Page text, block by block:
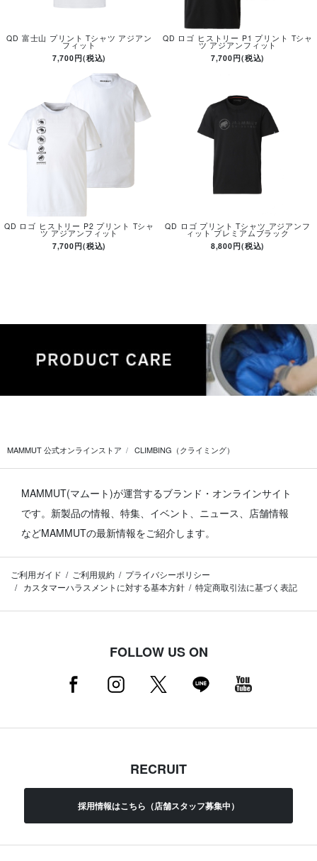
QD 富士山 プリント Tシャツ アジアン
フィット
7,700円(税込)
QD ロゴ ヒストリー P1 プリント Tシャ
ツ アジアンフィット
7,700円(税込)
QD ロゴ ヒストリー P2 プリント Tシャ
ツ アジアンフィット
7,700円(税込)
QD ロゴ プリント Tシャツ アジアンフ
ィット プレミアムブラック
8,800円(税込)
MAMMUT 公式オンラインストア CLIMBING（クライミング）
MAMMUT(マムート)が運営するブランド・オンラインサイト
です。 新製品の情報、特集、イベント、ニュース、店舗情報
などMAMMUTの最新情報をご紹介します。
ご利用ガイド ご利用規約
プライバシーポリシー
カスタマーハラスメントに対する基本方針
特定商取引法に基づく表記
FOLLOW US ON
RECRUIT
採用情報はこちら（店舗スタッフ募集中）